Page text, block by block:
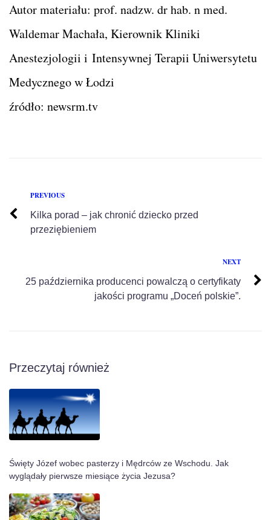
Autor materiału: prof. nadzw. dr hab. n med.
Waldemar Machała, Kierownik Kliniki
Anestezjologii i Intensywnej Terapii Uniwersytetu
Medycznego w Łodzi
źródło: newsrm.tv
PREVIOUS
Kilka porad – jak chronić dziecko przed
przeziębieniem
NEXT
25 października producenci powalczą o certyfikaty
jakości programu „Doceń polskie”.
Przeczytaj również
Święty Józef wobec pasterzy i Mędrców ze Wschodu. Jak
wyglądały pierwsze miesiące życia Jezusa?